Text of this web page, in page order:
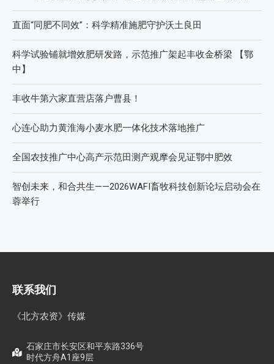
直面“同肥不同效”：科学精准施肥守护沃土良田
科学试验铺就增效肥研发路，示范推广架起丰收金桥梁 【鄂
中】
丰收牛第六家直营店落户曹县！
心连心助力黄淮海小麦水肥一体化技术落地推广
全国农技推广中心高产示范田测产观摩会见证鄂中肥效
智创未来，和合共生——2026WAFI畜牧科技创新论坛启动会在
蓉举行
联系我们
《北方农资》传媒
石家庄市长安区和平东路336号
时代方舟A1座9层